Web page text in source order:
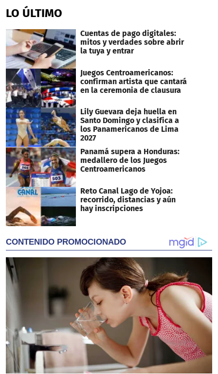
LO ÚLTIMO
Cuentas de pago digitales:
mitos y verdades sobre abrir
la tuya y entrar
Juegos Centroamericanos:
confirman artista que cantará
en la ceremonia de clausura
Lily Guevara deja huella en
Santo Domingo y clasifica a
los Panamericanos de Lima
2027
Panamá supera a Honduras:
medallero de los Juegos
Centroamericanos
Reto Canal Lago de Yojoa:
recorrido, distancias y aún
hay inscripciones